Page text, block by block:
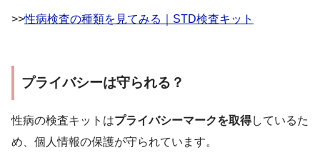
>>性病検査の種類を見てみる｜STD検査キット
プライバシーは守られる？
性病の検査キットはプライバシーマークを取得しているた
め、個人情報の保護が守られています。